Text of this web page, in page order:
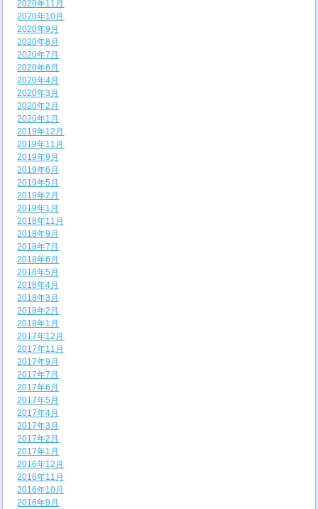
2020年11月
2020年10月
2020年9月
2020年8月
2020年7月
2020年6月
2020年4月
2020年3月
2020年2月
2020年1月
2019年12月
2019年11月
2019年9月
2019年6月
2019年5月
2019年2月
2019年1月
2018年11月
2018年9月
2018年7月
2018年6月
2018年5月
2018年4月
2018年3月
2018年2月
2018年1月
2017年12月
2017年11月
2017年9月
2017年7月
2017年6月
2017年5月
2017年4月
2017年3月
2017年2月
2017年1月
2016年12月
2016年11月
2016年10月
2016年9月